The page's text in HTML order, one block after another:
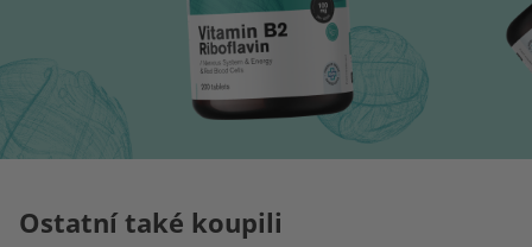
Ostatní také koupili